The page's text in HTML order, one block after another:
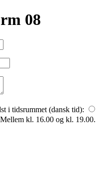
08
i tidsrummet (dansk tid):
Mellem kl. 16.00 og kl. 19.00.